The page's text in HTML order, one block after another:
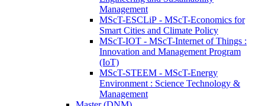
Management
MScT-ESCLiP - MScT-Economics for
Smart Cities and Climate Policy
MScT-IOT - MScT-Internet of Things :
Innovation and Management Program
(IoT)
MScT-STEEM - MScT-Energy
Environment : Science Technology &
Management